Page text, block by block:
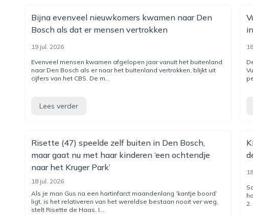
Bijna evenveel nieuwkomers kwamen naar Den
Bosch als dat er mensen vertrokken
19 jul. 2026
Evenveel mensen kwamen afgelopen jaar vanuit het buitenland
naar Den Bosch als er naar het buitenland vertrokken, blijkt uit
cijfers van het CBS. De m...
Lees verder
Risette (47) speelde zelf buiten in Den Bosch,
maar gaat nu met haar kinderen ‘een ochtendje
naar het Kruger Park’
18 jul. 2026
Als je man Gus na een hartinfarct maandenlang ‘kantje boord’
ligt, is het relativeren van het wereldse bestaan nooit ver weg,
stelt Risette de Haas. I...